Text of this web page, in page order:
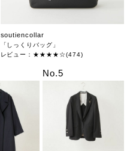
soutiencollar
「しっくりバッグ」
レビュー：★★★★☆(474)
No.5